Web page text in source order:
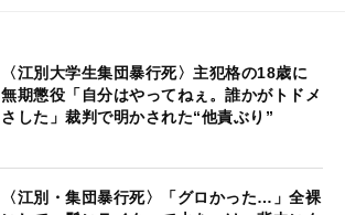
〈江別大学生集団暴行死〉主犯格の18歳に
無期懲役「自分はやってねぇ。誰かがトドメ
さした」裁判で明かされた“他責ぶり”
〈江別・集団暴行死〉「グロかった…」全裸